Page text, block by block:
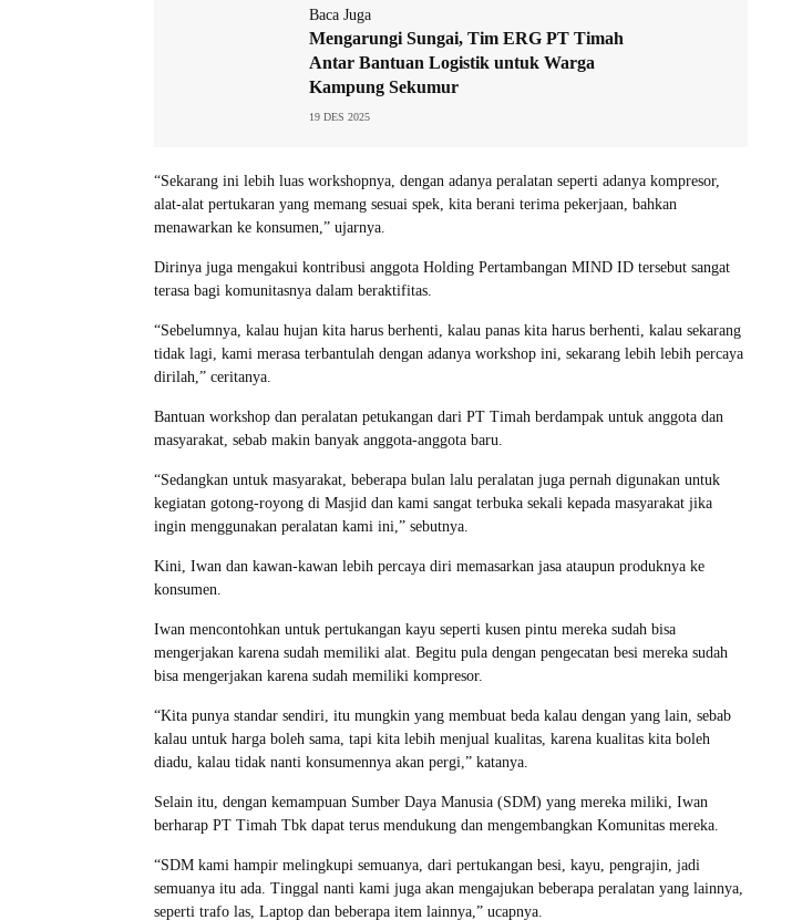
Baca Juga
Mengarungi Sungai, Tim ERG PT Timah
Antar Bantuan Logistik untuk Warga
Kampung Sekumur
19 DES 2025
“Sekarang ini lebih luas workshopnya, dengan adanya peralatan seperti adanya kompresor,
alat-alat pertukaran yang memang sesuai spek, kita berani terima pekerjaan, bahkan
menawarkan ke konsumen,” ujarnya.
Dirinya juga mengakui kontribusi anggota Holding Pertambangan MIND ID tersebut sangat
terasa bagi komunitasnya dalam beraktifitas.
“Sebelumnya, kalau hujan kita harus berhenti, kalau panas kita harus berhenti, kalau sekarang
tidak lagi, kami merasa terbantulah dengan adanya workshop ini, sekarang lebih lebih percaya
dirilah,” ceritanya.
Bantuan workshop dan peralatan petukangan dari PT Timah berdampak untuk anggota dan
masyarakat, sebab makin banyak anggota-anggota baru.
“Sedangkan untuk masyarakat, beberapa bulan lalu peralatan juga pernah digunakan untuk
kegiatan gotong-royong di Masjid dan kami sangat terbuka sekali kepada masyarakat jika
ingin menggunakan peralatan kami ini,” sebutnya.
Kini, Iwan dan kawan-kawan lebih percaya diri memasarkan jasa ataupun produknya ke
konsumen.
Iwan mencontohkan untuk pertukangan kayu seperti kusen pintu mereka sudah bisa
mengerjakan karena sudah memiliki alat. Begitu pula dengan pengecatan besi mereka sudah
bisa mengerjakan karena sudah memiliki kompresor.
“Kita punya standar sendiri, itu mungkin yang membuat beda kalau dengan yang lain, sebab
kalau untuk harga boleh sama, tapi kita lebih menjual kualitas, karena kualitas kita boleh
diadu, kalau tidak nanti konsumennya akan pergi,” katanya.
Selain itu, dengan kemampuan Sumber Daya Manusia (SDM) yang mereka miliki, Iwan
berharap PT Timah Tbk dapat terus mendukung dan mengembangkan Komunitas mereka.
“SDM kami hampir melingkupi semuanya, dari pertukangan besi, kayu, pengrajin, jadi
semuanya itu ada. Tinggal nanti kami juga akan mengajukan beberapa peralatan yang lainnya,
seperti trafo las, Laptop dan beberapa item lainnya,” ucapnya.